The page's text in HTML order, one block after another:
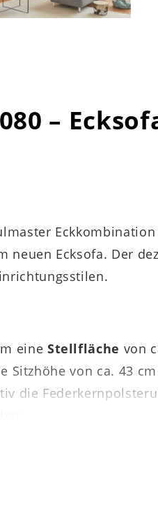
–
neuen Ecksofa. Der
eine Stellfläche von
Sitzhöhe von ca. 43
die
Kombielement mit